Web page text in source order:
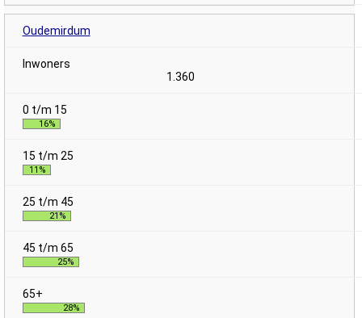
Oudemirdum
1.360
16%
11%
21%
25%
28%